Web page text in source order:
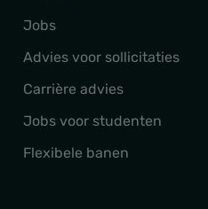
Jobs
Advies voor sollicitaties
Carrière advies
Jobs voor studenten
Flexibele banen